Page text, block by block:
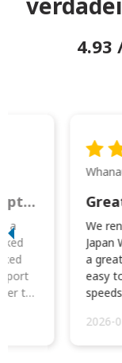
4.93
This was wonderful option to a family of four. Everything worked smoothly.
a
to
We
Japan
a
easy
2026-